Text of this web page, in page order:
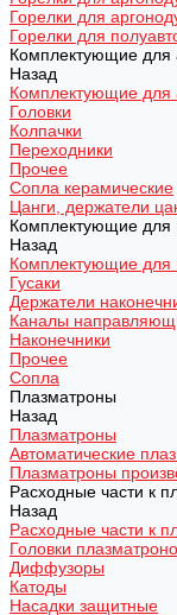
Горелки для
Горелки для
Комплектующие для
Назад
Комплектующие для
Головки
Колпачки
Переходники
Прочее
Сопла керамические
Цанги, держатели
Комплектующие для
Назад
Комплектующие для
Гусаки
Держатели
Каналы
Наконечники
Прочее
Сопла
Плазматроны
Назад
Плазматроны
Автоматические
Плазматроны
Расходные части к
Назад
Расходные части к
Головки
Диффузоры
Катоды
Насадки защитные